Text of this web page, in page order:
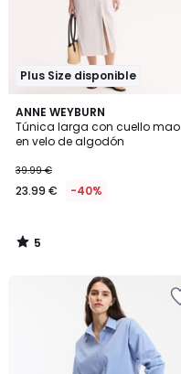
Plus Size disponible
ANNE WEYBURN
Túnica larga con cuello mao
en velo de algodón
€
en
de
39.99
39.99 €
23.99 € -40%
5
/
5
5
/